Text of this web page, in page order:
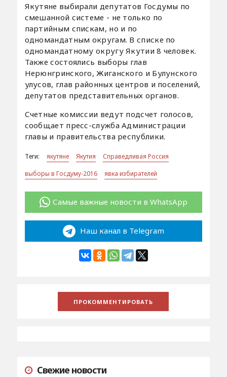
Якутяне выбирали депутатов Госдумы по
смешанной системе - не только по
партийным спискам, но и по
одномандатным округам. В списке по
одномандатному округу Якутии 8 человек.
Также состоялись выборы глав
Нерюнгринского, Жиганского и Булунского
улусов, глав районных центров и поселений,
депутатов представительных органов.
Счетные комиссии ведут подсчет голосов,
сообщает пресс-служба Администрации
главы и правительства республики.
Теги: якутяне Якутия
Справедливая Россия
выборы в Госдуму-2016
явка избирателей
Самые важные новости в WhatsApp
Наш канал в Telegram
Свежие новости